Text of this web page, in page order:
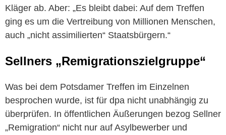
Kläger ab. Aber: „Es bleibt dabei: Auf dem Treffen
ging es um die Vertreibung von Millionen Menschen,
auch „nicht assimilierten“ Staatsbürgern.“
Sellners „Remigrationszielgruppe“
Was bei dem Potsdamer Treffen im Einzelnen
besprochen wurde, ist für dpa nicht unabhängig zu
überprüfen. In öffentlichen Äußerungen bezog Sellner
„Remigration“ nicht nur auf Asylbewerber und